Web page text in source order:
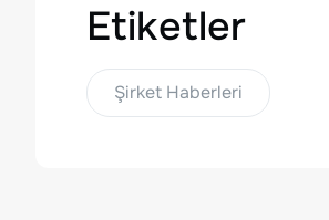
Etiketler
Şirket Haberleri